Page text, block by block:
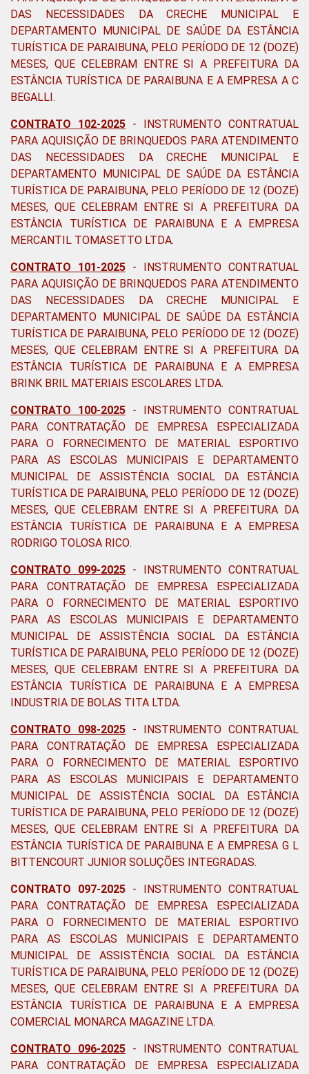
DAS NECESSIDADES DA CRECHE MUNICIPAL E
DEPARTAMENTO MUNICIPAL DE SAÚDE DA ESTÂNCIA
TURÍSTICA DE PARAIBUNA, PELO PERÍODO DE 12 (DOZE)
MESES, QUE CELEBRAM ENTRE SI A PREFEITURA DA
ESTÂNCIA TURÍSTICA DE PARAIBUNA E A EMPRESA A C
BEGALLI.
CONTRATO 102-2025 - INSTRUMENTO CONTRATUAL
PARA AQUISIÇÃO DE BRINQUEDOS PARA ATENDIMENTO
DAS NECESSIDADES DA CRECHE MUNICIPAL E
DEPARTAMENTO MUNICIPAL DE SAÚDE DA ESTÂNCIA
TURÍSTICA DE PARAIBUNA, PELO PERÍODO DE 12 (DOZE)
MESES, QUE CELEBRAM ENTRE SI A PREFEITURA DA
ESTÂNCIA TURÍSTICA DE PARAIBUNA E A EMPRESA
MERCANTIL TOMASETTO LTDA.
CONTRATO 101-2025 - INSTRUMENTO CONTRATUAL
PARA AQUISIÇÃO DE BRINQUEDOS PARA ATENDIMENTO
DAS NECESSIDADES DA CRECHE MUNICIPAL E
DEPARTAMENTO MUNICIPAL DE SAÚDE DA ESTÂNCIA
TURÍSTICA DE PARAIBUNA, PELO PERÍODO DE 12 (DOZE)
MESES, QUE CELEBRAM ENTRE SI A PREFEITURA DA
ESTÂNCIA TURÍSTICA DE PARAIBUNA E A EMPRESA
BRINK BRIL MATERIAIS ESCOLARES LTDA.
CONTRATO 100-2025 - INSTRUMENTO CONTRATUAL
PARA CONTRATAÇÃO DE EMPRESA ESPECIALIZADA
PARA O FORNECIMENTO DE MATERIAL ESPORTIVO
PARA AS ESCOLAS MUNICIPAIS E DEPARTAMENTO
MUNICIPAL DE ASSISTÊNCIA SOCIAL DA ESTÂNCIA
TURÍSTICA DE PARAIBUNA, PELO PERÍODO DE 12 (DOZE)
MESES, QUE CELEBRAM ENTRE SI A PREFEITURA DA
ESTÂNCIA TURÍSTICA DE PARAIBUNA E A EMPRESA
RODRIGO TOLOSA RICO.
CONTRATO 099-2025 - INSTRUMENTO CONTRATUAL
PARA CONTRATAÇÃO DE EMPRESA ESPECIALIZADA
PARA O FORNECIMENTO DE MATERIAL ESPORTIVO
PARA AS ESCOLAS MUNICIPAIS E DEPARTAMENTO
MUNICIPAL DE ASSISTÊNCIA SOCIAL DA ESTÂNCIA
TURÍSTICA DE PARAIBUNA, PELO PERÍODO DE 12 (DOZE)
MESES, QUE CELEBRAM ENTRE SI A PREFEITURA DA
ESTÂNCIA TURÍSTICA DE PARAIBUNA E A EMPRESA
INDUSTRIA DE BOLAS TITA LTDA.
CONTRATO 098-2025 - INSTRUMENTO CONTRATUAL
PARA CONTRATAÇÃO DE EMPRESA ESPECIALIZADA
PARA O FORNECIMENTO DE MATERIAL ESPORTIVO
PARA AS ESCOLAS MUNICIPAIS E DEPARTAMENTO
MUNICIPAL DE ASSISTÊNCIA SOCIAL DA ESTÂNCIA
TURÍSTICA DE PARAIBUNA, PELO PERÍODO DE 12 (DOZE)
MESES, QUE CELEBRAM ENTRE SI A PREFEITURA DA
ESTÂNCIA TURÍSTICA DE PARAIBUNA E A EMPRESA G L
BITTENCOURT JUNIOR SOLUÇÕES INTEGRADAS.
CONTRATO 097-2025 - INSTRUMENTO CONTRATUAL
PARA CONTRATAÇÃO DE EMPRESA ESPECIALIZADA
PARA O FORNECIMENTO DE MATERIAL ESPORTIVO
PARA AS ESCOLAS MUNICIPAIS E DEPARTAMENTO
MUNICIPAL DE ASSISTÊNCIA SOCIAL DA ESTÂNCIA
TURÍSTICA DE PARAIBUNA, PELO PERÍODO DE 12 (DOZE)
MESES, QUE CELEBRAM ENTRE SI A PREFEITURA DA
ESTÂNCIA TURÍSTICA DE PARAIBUNA E A EMPRESA
COMERCIAL MONARCA MAGAZINE LTDA.
CONTRATO 096-2025 - INSTRUMENTO CONTRATUAL
PARA CONTRATAÇÃO DE EMPRESA ESPECIALIZADA